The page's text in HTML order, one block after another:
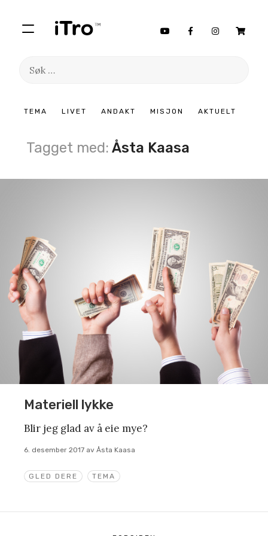
TEMA LIVET ANDAKT MISJON AKTUELT
Søk
Tagget med: Åsta Kaasa
GLED DERE TEMA
Materiell lykke
Blir jeg glad av å eie mye?
6. desember 2017 av Åsta Kaasa